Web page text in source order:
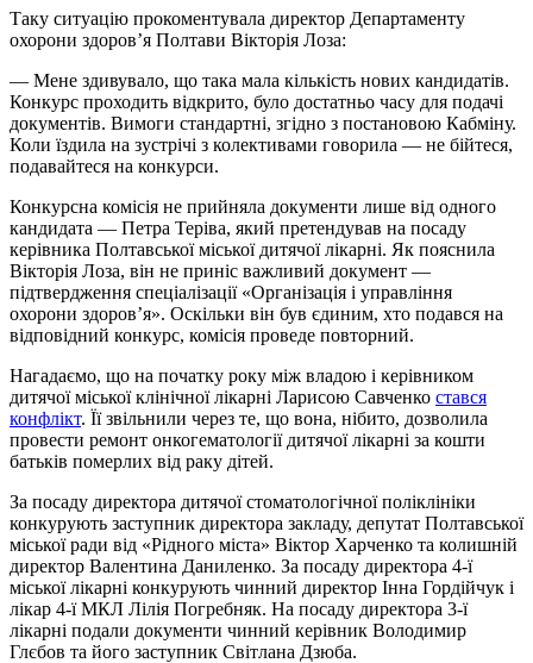
Таку ситуацію прокоментувала директор Департаменту
охорони здоров’я Полтави Вікторія Лоза:
— Мене здивувало, що така мала кількість нових кандидатів.
Конкурс проходить відкрито, було достатньо часу для подачі
документів. Вимоги стандартні, згідно з постановою Кабміну.
Коли їздила на зустрічі з колективами говорила — не бійтеся,
подавайтеся на конкурси.
Конкурсна комісія не прийняла документи лише від одного
кандидата — Петра Теріва, який претендував на посаду
керівника Полтавської міської дитячої лікарні. Як пояснила
Вікторія Лоза, він не приніс важливий документ —
підтвердження спеціалізації «Організація і управління
охорони здоров’я». Оскільки він був єдиним, хто подався на
відповідний конкурс, комісія проведе повторний.
Нагадаємо, що на початку року між владою і керівником
дитячої міської клінічної лікарні Ларисою Савченко стався
конфлікт. Її звільнили через те, що вона, нібито, дозволила
провести ремонт онкогематології дитячої лікарні за кошти
батьків померлих від раку дітей.
За посаду директора дитячої стоматологічної поліклініки
конкурують заступник директора закладу, депутат Полтавської
міської ради від «Рідного міста» Віктор Харченко та колишній
директор Валентина Даниленко. За посаду директора 4-ї
міської лікарні конкурують чинний директор Інна Гордійчук і
лікар 4-ї МКЛ Лілія Погребняк. На посаду директора 3-ї
лікарні подали документи чинний керівник Володимир
Глєбов та його заступник Світлана Дзюба.